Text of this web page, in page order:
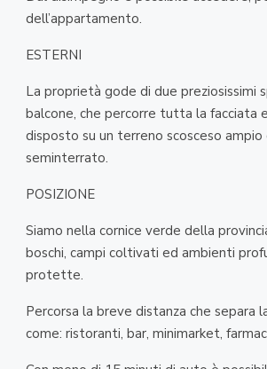
dell’appartamento.
ESTERNI
La proprietà gode di due preziosissimi
balcone, che percorre tutta la facciata
disposto su un terreno scosceso
seminterrato.
POSIZIONE
Siamo nella cornice verde della
boschi, campi coltivati ed ambienti
protette.
Percorsa la breve distanza che
come: ristoranti, bar, minimarket,